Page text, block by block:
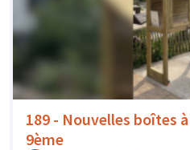
189 - Nouvelles boîtes
9ème